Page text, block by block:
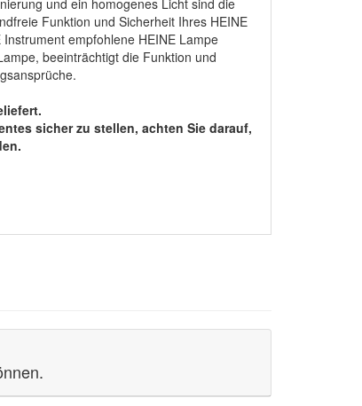
Funktion und Sicherheit Ihres HEINE
empfohlene HEINE Lampe
beeinträchtigt die Funktion und
sicher zu stellen, achten Sie darauf,